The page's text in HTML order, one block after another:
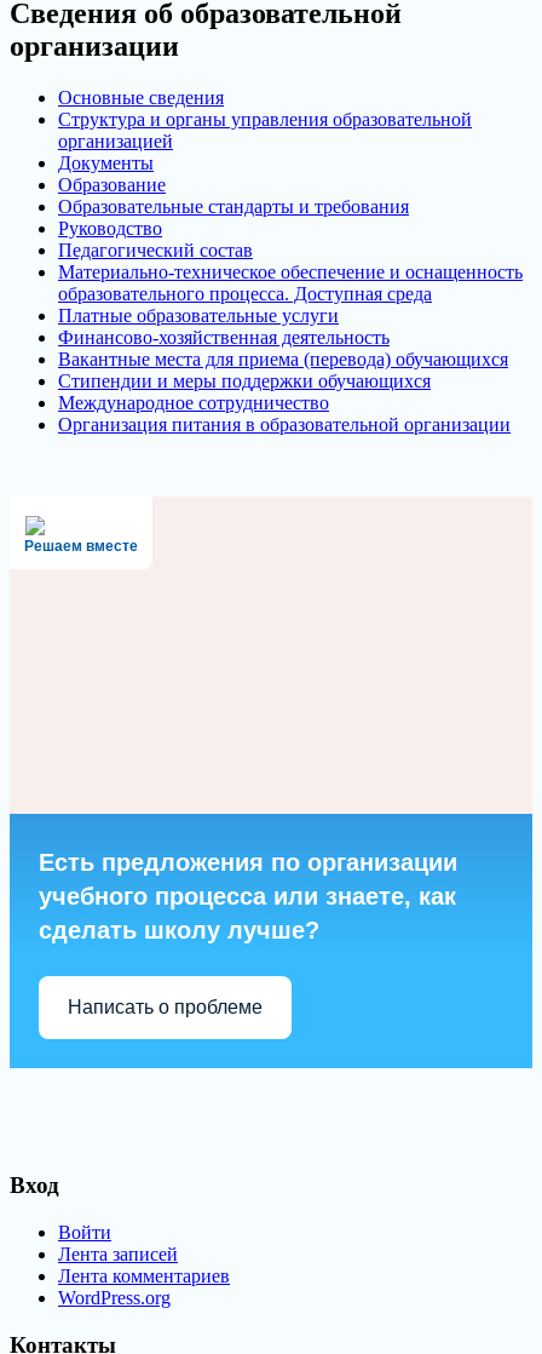
Сведения об образовательной
организации
Основные сведения
Структура и органы управления образовательной
организацией
Документы
Образование
Образовательные стандарты и требования
Руководство
Педагогический состав
Материально-техническое обеспечение и оснащенность
образовательного процесса. Доступная среда
Платные образовательные услуги
Финансово-хозяйственная деятельность
Вакантные места для приема (перевода) обучающихся
Стипендии и меры поддержки обучающихся
Международное сотрудничество
Организация питания в образовательной организации
Решаем вместе
Есть предложения по организации
учебного процесса или знаете, как
сделать школу лучше?
Написать о проблеме
Вход
Войти
Лента записей
Лента комментариев
WordPress.org
Контакты